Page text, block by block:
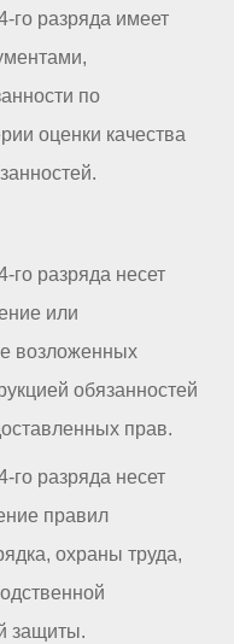
разряда имеет
по
оценки качества
разряда несет
или
возложенных
обязанностей
прав.
разряда несет
правил
охраны труда,
защиты.